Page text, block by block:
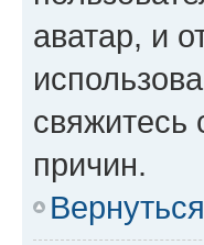
аватар, и
причин.